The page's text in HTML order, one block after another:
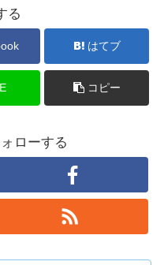
る
はてブ
コピー
ローする